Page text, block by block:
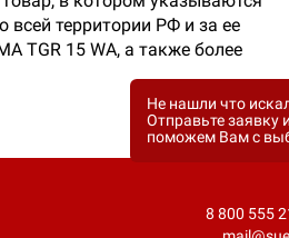
всей территории РФ и за ее
TGR 15 WA, а также более
8 800 555
Не нашли что
Отправьте заявку
поможем Вам с